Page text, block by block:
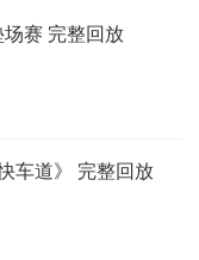
场赛 完整回放
车道》 完整回放